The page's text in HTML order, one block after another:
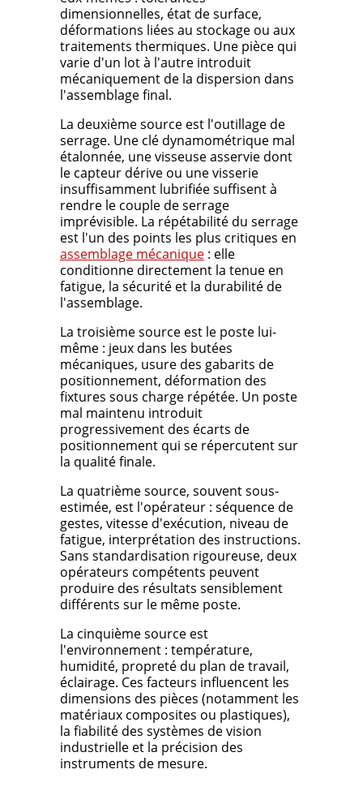
dimensionnelles, état de surface,
déformations liées au stockage ou aux
traitements thermiques. Une pièce qui
varie d'un lot à l'autre introduit
mécaniquement de la dispersion dans
l'assemblage final.
La deuxième source est l'outillage de
serrage. Une clé dynamométrique mal
étalonnée, une visseuse asservie dont
le capteur dérive ou une visserie
insuffisamment lubrifiée suffisent à
rendre le couple de serrage
imprévisible. La répétabilité du serrage
est l'un des points les plus critiques en
assemblage mécanique : elle
conditionne directement la tenue en
fatigue, la sécurité et la durabilité de
l'assemblage.
La troisième source est le poste lui-
même : jeux dans les butées
mécaniques, usure des gabarits de
positionnement, déformation des
fixtures sous charge répétée. Un poste
mal maintenu introduit
progressivement des écarts de
positionnement qui se répercutent sur
la qualité finale.
La quatrième source, souvent sous-
estimée, est l'opérateur : séquence de
gestes, vitesse d'exécution, niveau de
fatigue, interprétation des instructions.
Sans standardisation rigoureuse, deux
opérateurs compétents peuvent
produire des résultats sensiblement
différents sur le même poste.
La cinquième source est
l'environnement : température,
humidité, propreté du plan de travail,
éclairage. Ces facteurs influencent les
dimensions des pièces (notamment les
matériaux composites ou plastiques),
la fiabilité des systèmes de vision
industrielle et la précision des
instruments de mesure.